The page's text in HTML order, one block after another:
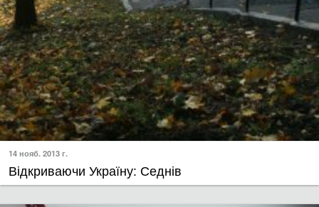
14 нояб. 2013 г.
Відкриваючи Україну: Седнів